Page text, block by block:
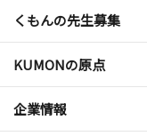
くもんの先生募集
KUMONの原点
企業情報